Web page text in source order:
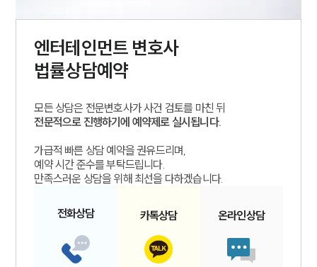
엔터테인먼트변호사
법률상담예약
모든 상담은 전문변호사가 사건 검토를 마친 뒤
전문적으로 진행하기에 예약제로 실시됩니다.
가급적 빠른 상담 예약을 권유드리며,
예약 시간 준수를 부탁드립니다.
만족스러운 상담을 위해 최선을 다하겠습니다.
전화상담 카톡상담 온라인상담